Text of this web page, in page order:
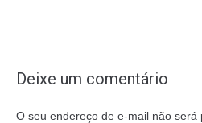
Deixe um comentário
O seu endereço de e-mail não será